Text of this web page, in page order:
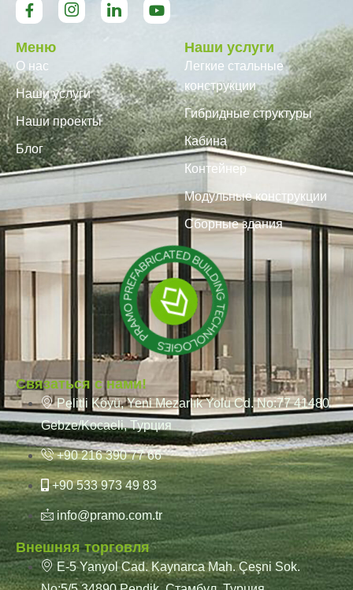
Меню
О нас
Наши услуги
Наши проекты
Блог
Наши услуги
Легкие стальные
конструкции
Гибридные структуры
Кабина
Контейнер
Модульные конструкции
Сборные здания
Связаться с нами!
Pelitli Köyü, Yeni Mezarlık Yolu Cd. No:77 41480
Gebze/Kocaeli, Турция
+90 216 390 77 66
+90 533 973 49 83
info@pramo.com.tr
Внешняя торговля
E-5 Yanyol Cad. Kaynarca Mah. Çeşni Sok.